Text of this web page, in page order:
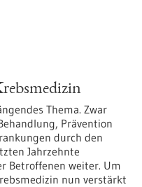
Thema. Zwar
Prävention
durch den
Jahrzehnte
Betroffenen weiter. Um
nun verstärkt